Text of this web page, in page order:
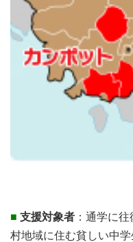
■ 支援対象者 ：通学に
村地域に住む貧しい中学